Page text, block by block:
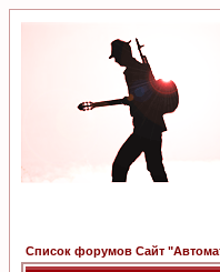
Список форумов Сайт